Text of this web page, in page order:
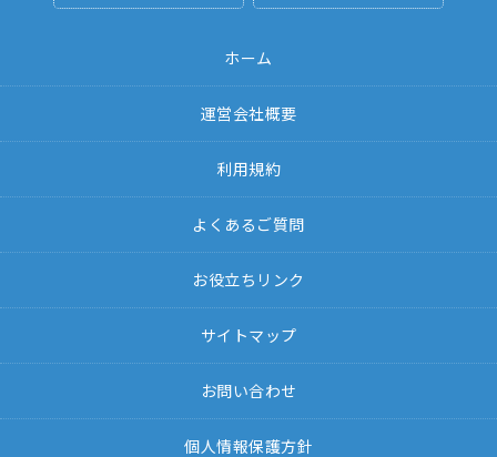
ホーム
運営会社概要
利用規約
よくあるご質問
お役立ちリンク
サイトマップ
お問い合わせ
個人情報保護方針